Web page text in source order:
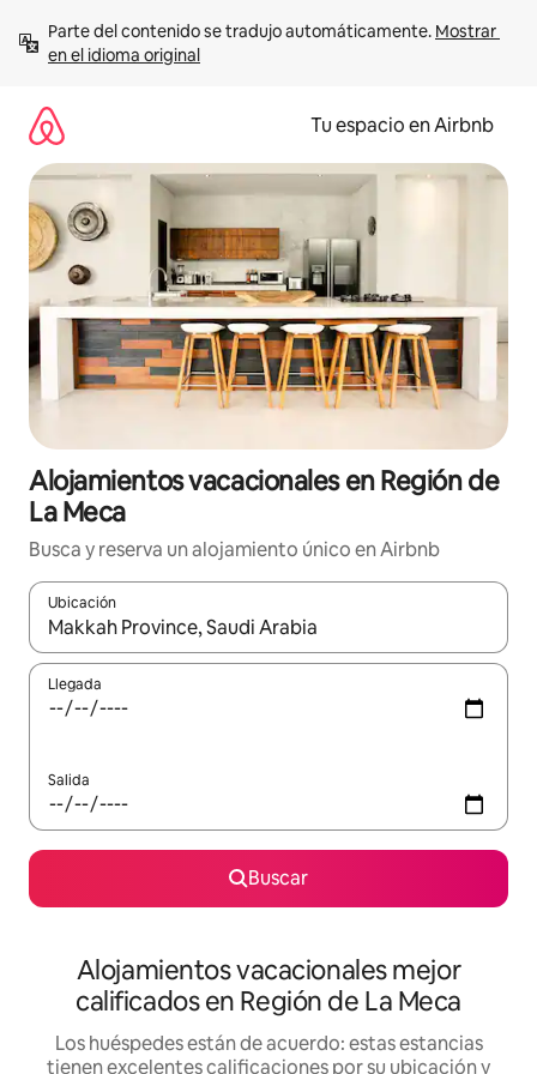
contenido
Parte del contenido se tradujo automáticamente. Mostrar
en el idioma original
Tu espacio en Airbnb
Alojamientos vacacionales en Región de
La Meca
Busca y reserva un alojamiento único en Airbnb
Ubicación
Cuando los resultados estén disponibles, podrás navegar
Llegada
Salida
Buscar
Alojamientos vacacionales mejor
calificados en Región de La Meca
Los huéspedes están de acuerdo: estas estancias
tienen excelentes calificaciones por su ubicación y